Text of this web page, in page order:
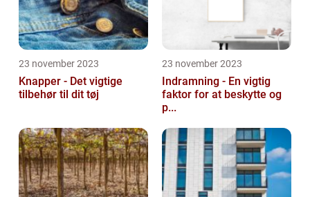
23 november 2023
Knapper - Det vigtige
tilbehør til dit tøj
23 november 2023
Indramning - En vigtig
faktor for at beskytte og
p...